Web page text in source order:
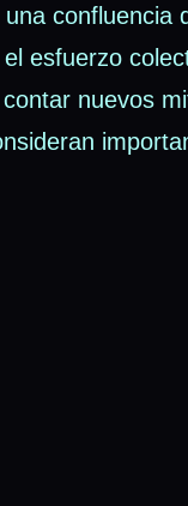
confluencia
esfuerzo
nuevos